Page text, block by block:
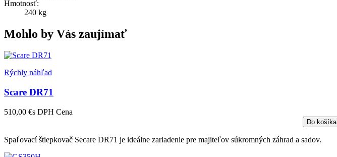
Hmotnosť:
240 kg
Mohlo by Vás zaujímať
Rýchly náhľad
Scare DR71
510,00 €s DPH Cena
Do košíka
Spaľovací štiepkovač Secare DR71 je ideálne zariadenie pre majiteľov súkromných záhrad a sadov.